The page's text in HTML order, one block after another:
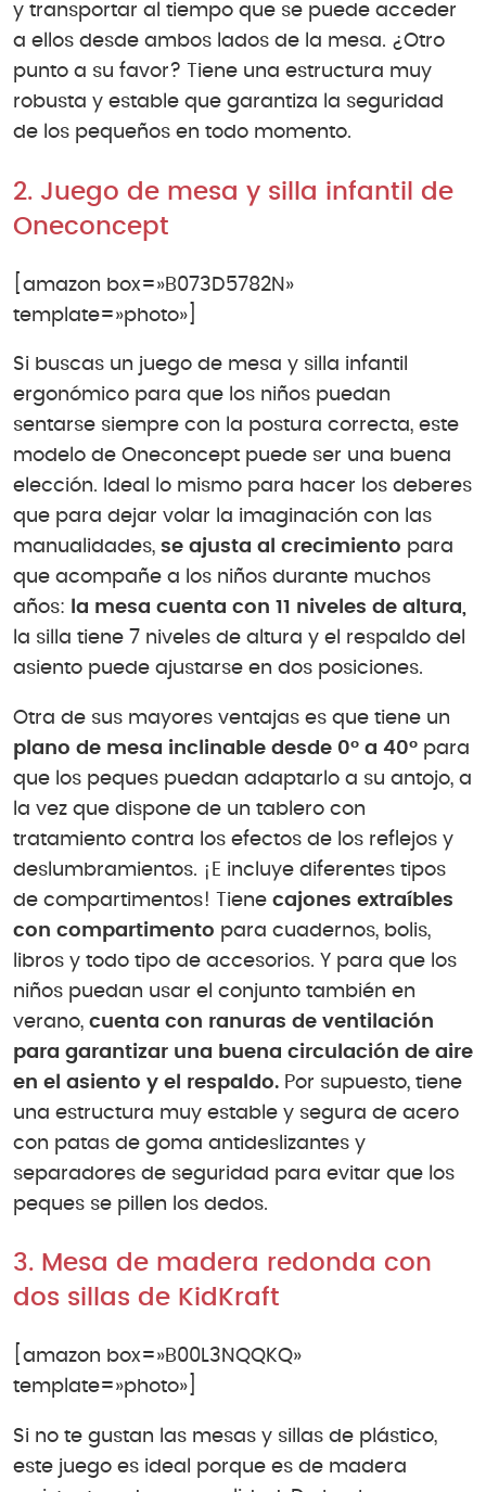
y transportar al tiempo que se puede acceder
a ellos desde ambos lados de la mesa. ¿Otro
punto a su favor? Tiene una estructura muy
robusta y estable que garantiza la seguridad
de los pequeños en todo momento.
2. Juego de mesa y silla infantil de
Oneconcept
[amazon box=»B073D5782N»
template=»photo»]
Si buscas un juego de mesa y silla infantil
ergonómico para que los niños puedan
sentarse siempre con la postura correcta, este
modelo de Oneconcept puede ser una buena
elección. Ideal lo mismo para hacer los deberes
que para dejar volar la imaginación con las
manualidades, se ajusta al crecimiento para
que acompañe a los niños durante muchos
años:
la mesa cuenta con 11 niveles de altura,
la silla tiene 7 niveles de altura y el respaldo del
asiento puede ajustarse en dos posiciones.
Otra de sus mayores ventajas es que tiene un
plano de mesa inclinable desde 0º a 40º para
que los peques puedan adaptarlo a su antojo, a
la vez que dispone de un tablero con
tratamiento contra los efectos de los reflejos y
deslumbramientos. ¡E incluye diferentes tipos
de compartimentos! Tiene cajones extraíbles
con compartimento para cuadernos, bolis,
libros y todo tipo de accesorios. Y para que los
niños puedan usar el conjunto también en
verano, cuenta con ranuras de ventilación
para garantizar una buena circulación de aire
en el asiento y el respaldo. Por supuesto, tiene
una estructura muy estable y segura de acero
con patas de goma antideslizantes y
separadores de seguridad para evitar que los
peques se pillen los dedos.
3. Mesa de madera redonda con
dos sillas de KidKraft
[amazon box=»B00L3NQQKQ»
template=»photo»]
Si no te gustan las mesas y sillas de plástico,
este juego es ideal porque es de madera